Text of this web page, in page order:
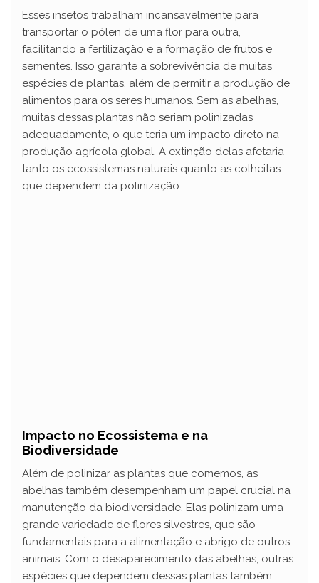
Esses insetos trabalham incansavelmente para
transportar o pólen de uma flor para outra,
facilitando a fertilização e a formação de frutos e
sementes. Isso garante a sobrevivência de muitas
espécies de plantas, além de permitir a produção de
alimentos para os seres humanos. Sem as abelhas,
muitas dessas plantas não seriam polinizadas
adequadamente, o que teria um impacto direto na
produção agrícola global. A extinção delas afetaria
tanto os ecossistemas naturais quanto as colheitas
que dependem da polinização.
Impacto no Ecossistema e na
Biodiversidade
Além de polinizar as plantas que comemos, as
abelhas também desempenham um papel crucial na
manutenção da biodiversidade. Elas polinizam uma
grande variedade de flores silvestres, que são
fundamentais para a alimentação e abrigo de outros
animais. Com o desaparecimento das abelhas, outras
espécies que dependem dessas plantas também